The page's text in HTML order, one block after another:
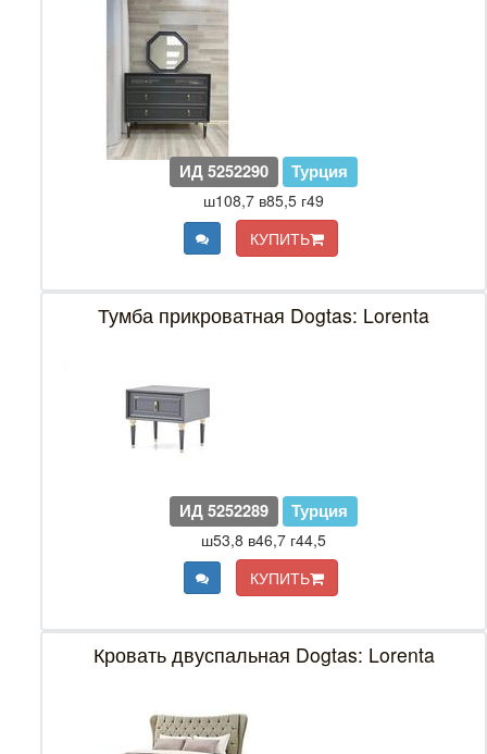
ИД 5252290 Турция
ш108,7 в85,5 г49
КУПИТЬ
Тумба прикроватная Dogtas: Lorenta
ИД 5252289 Турция
ш53,8 в46,7 г44,5
КУПИТЬ
Кровать двуспальная Dogtas: Lorenta